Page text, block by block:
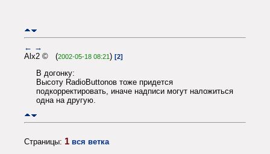
← →
Alx2 © (2002-05-18 08:21) [2]
В догонку:
Высоту RadioButtonов тоже придется
подкорректировать, иначе надписи могут наложиться
одна на другую.
Страницы: 1 вся ветка